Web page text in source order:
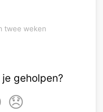
twee weken
geholpen?
😞